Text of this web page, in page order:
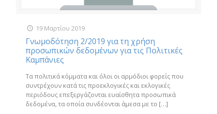
19 Μαρτίου 2019
Γνωμοδότηση 2/2019 για τη χρήση
προσωπικών δεδομένων για τις Πολιτικές
Καμπάνιες
Τα πολιτικά κόμματα και όλοι οι αρμόδιοι φορείς που
συντρέχουν κατά τις προεκλογικές και εκλογικές
περιόδους επεξεργάζονται ευαίσθητα προσωπικά
δεδομένα, τα οποία συνδέονται άμεσα με το […]